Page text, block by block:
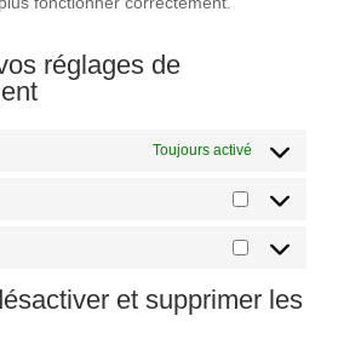
réglages de
Toujours activé
Statistiques
Marketing
et supprimer les